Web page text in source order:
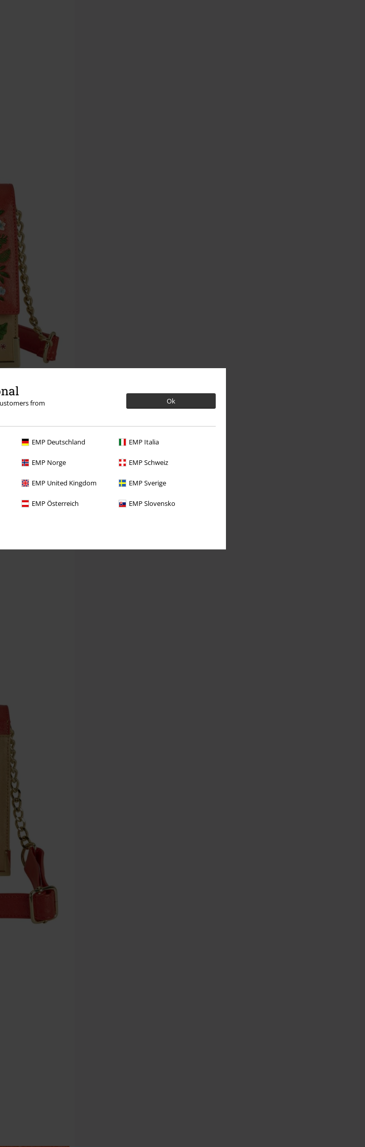
from
Ok
EMP Deutschland EMP Italia
EMP Norge EMP Schweiz
EMP United Kingdom EMP Sverige
EMP Österreich EMP Slovensko